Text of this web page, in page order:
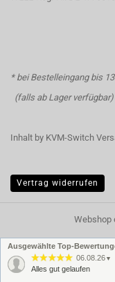
* bei Bestelleingang bis
(falls ab Lager verfügbar)
Inhalt by KVM-Switch
Vertrag widerrufen
Webshop
Ausgewählte Top-
06.08.26 ▼
Alles gut gelaufen